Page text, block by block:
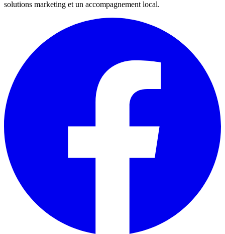
solutions marketing et un accompagnement local.